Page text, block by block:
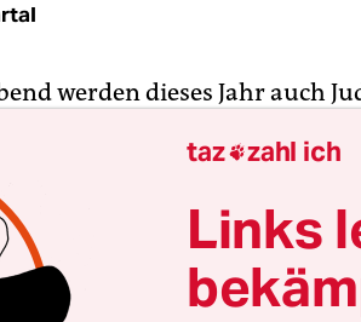
werden dieses Jahr auch
sich vor der Chanukkia,
versammeln und nach
An jedem folgenden Tag
bis die Chanukkia am letzten
Kinder erfreuen sich in dieser
taz zahl ich
Links